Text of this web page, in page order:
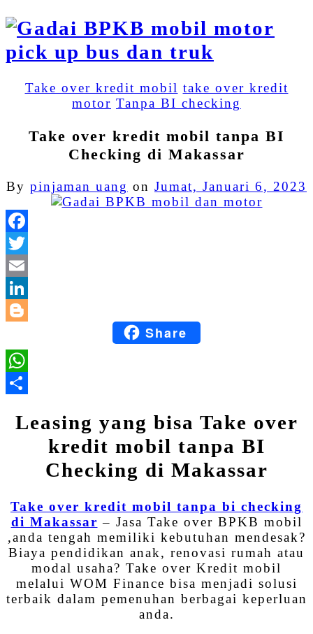
Take over kredit mobil take over kredit
motor Tanpa BI checking
Take over kredit mobil tanpa BI
Checking di Makassar
By pinjaman uang on Jumat, Januari 6, 2023
BloggerShare
Leasing yang bisa Take over
kredit mobil tanpa BI
Checking di Makassar
Take over kredit mobil tanpa bi checking
di Makassar – Jasa Take over BPKB mobil
,anda tengah memiliki kebutuhan mendesak?
Biaya pendidikan anak, renovasi rumah atau
modal usaha? Take over Kredit mobil
melalui WOM Finance bisa menjadi solusi
terbaik dalam pemenuhan berbagai keperluan
anda.